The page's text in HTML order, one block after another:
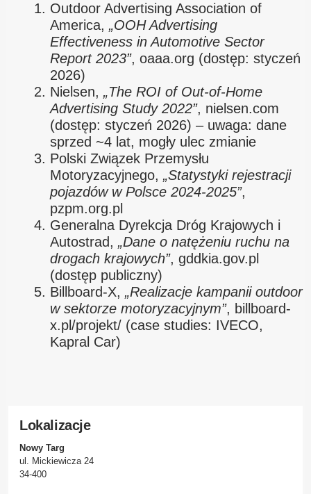
Outdoor Advertising Association of
America, „OOH Advertising
Effectiveness in Automotive Sector
Report 2023”, oaaa.org (dostęp: styczeń
2026)
Nielsen, „The ROI of Out-of-Home
Advertising Study 2022”, nielsen.com
(dostęp: styczeń 2026) – uwaga: dane
sprzed ~4 lat, mogły ulec zmianie
Polski Związek Przemysłu
Motoryzacyjnego, „Statystyki rejestracji
pojazdów w Polsce 2024-2025”,
pzpm.org.pl
Generalna Dyrekcja Dróg Krajowych i
Autostrad, „Dane o natężeniu ruchu na
drogach krajowych”, gddkia.gov.pl
(dostęp publiczny)
Billboard-X, „Realizacje kampanii outdoor
w sektorze motoryzacyjnym”, billboard-
x.pl/projekt/ (case studies: IVECO,
Kapral Car)
Lokalizacje
Nowy Targ
ul. Mickiewicza 24
34-400